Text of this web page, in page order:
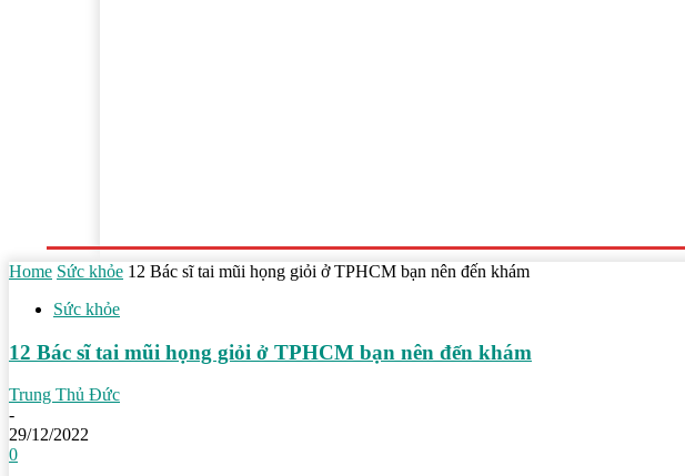
Home Sức khỏe 12 Bác sĩ tai mũi họng giỏi ở TPHCM bạn nên đến khám
Sức khỏe
12 Bác sĩ tai mũi họng giỏi ở TPHCM bạn nên đến khám
Trung Thủ Đức
-
29/12/2022
0